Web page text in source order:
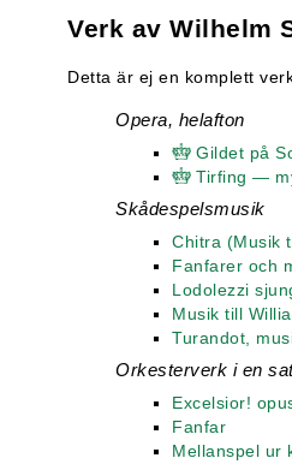
Verk av Wilhelm
Detta är ej en komplett
Opera, helafton
Gildet på
Tirfing —
Skådespelsmusik
Chitra (Musik
Fanfarer och
Lodolezzi
Musik till
Turandot,
Orkesterverk i en
Excelsior!
Fanfar
Mellanspel ur